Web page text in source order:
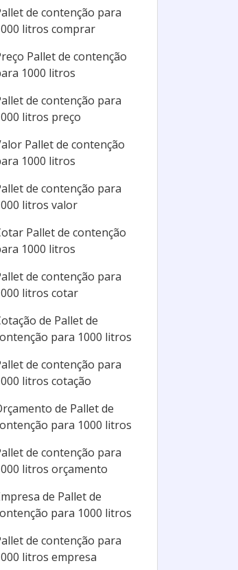
de contenção para
litros comprar
Pallet de contenção
1000 litros
de contenção para
litros preço
Pallet de contenção
1000 litros
de contenção para
litros valor
Pallet de contenção
1000 litros
de contenção para
litros cotar
de Pallet de
para 1000 litros
de contenção para
litros cotação
de Pallet de
para 1000 litros
de contenção para
litros orçamento
de Pallet de
para 1000 litros
de contenção para
litros empresa